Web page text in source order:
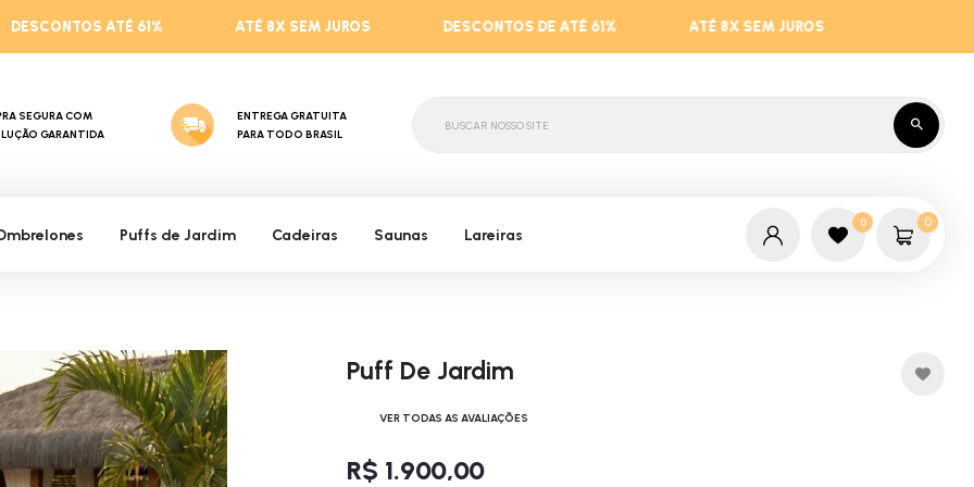
ATÉ 8X SEM JUROS DESCONTOS DE ATÉ 61% ATÉ 8X SEM JUROS
SEGURA COM
GARANTIDA
ENTREGA GRATUITA
PARA TODO BRASIL
BUSC
Puffs de Jardim Cadeiras Saunas Lareiras
0 0
Puff De Jardim
VER TODAS AS AVALIAÇÕES
R$ 1.900,00